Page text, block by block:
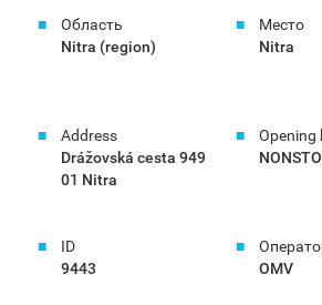
Область
Nitra (region)
Место
Nitra
Address
Drážovská cesta 949
01 Nitra
Opening
ID
9443
OMV